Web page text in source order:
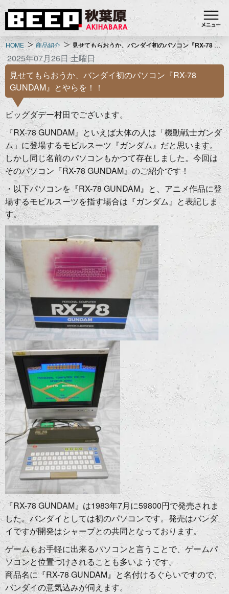
HOME 商品紹介 見せてもらおうか、バンダイ初のパソコン『RX-78 GUNDAM』とやらを！！
2025年07月26日 土曜日
見せてもらおうか、バンダイ初のパソコン『RX-78
GUNDAM』とやらを！！
ビッグダデー村田でございます。
『RX-78 GUNDAM』といえば大体の人は「機動戦士ガンダ
ム」に登場するモビルスーツ『ガンダム』だと思います。
しかし同じ名前のパソコンもかつて存在しました。今回は
そのパソコン『RX-78 GUNDAM』のご紹介です！
・以下パソコンを『RX-78 GUNDAM』と、アニメ作品に登
場するモビルスーツを指す場合は『ガンダム』と表記しま
す。
『RX-78 GUNDAM』は1983年7月に59800円で発売されま
した。バンダイとしては初のパソコンです。発売はバンダ
イですが開発はシャープとの共同となっております。
ゲームもお手軽に出来るパソコンと言うことで、ゲームパ
ソコンと位置づけされることも多いようです。
商品名に『RX-78 GUNDAM』と名付けるぐらいですので、
バンダイの意気込みが伺えます。